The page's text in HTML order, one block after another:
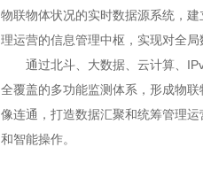
物联物体状况的实时数据源系统，
理运营的信息管理中枢，实现对全
通过北斗、大数据、云计算、
全覆盖的多功能监测体系，形成物
像连通，打造数据汇聚和统筹管理
和智能操作。